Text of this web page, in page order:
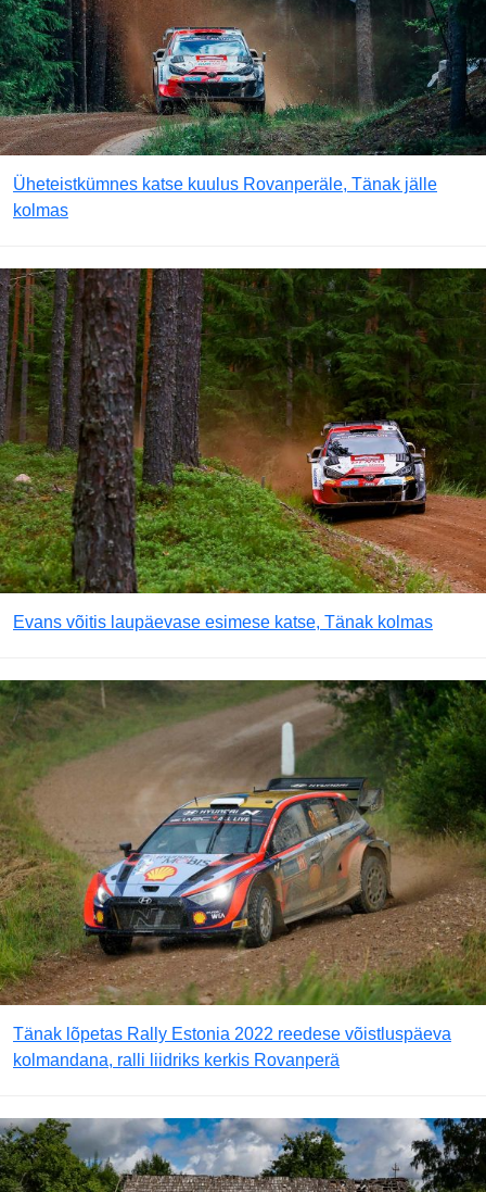
Üheteistkümnes katse kuulus Rovanperäle, Tänak jälle
kolmas
Evans võitis laupäevase esimese katse, Tänak kolmas
Tänak lõpetas Rally Estonia 2022 reedese võistluspäeva
kolmandana, ralli liidriks kerkis Rovanperä